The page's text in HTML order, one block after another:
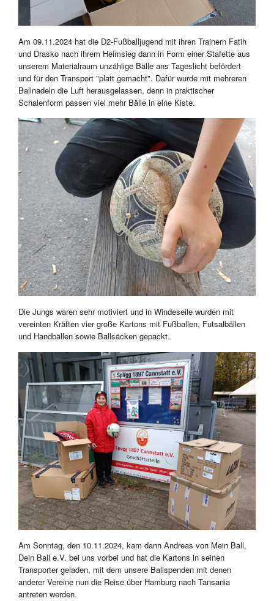
Am 09.11.2024 hat die D2-Fußballjugend mit ihren Trainern Fatih
und Drasko nach ihrem Heimsieg dann in Form einer Stafette aus
unserem Materialraum unzählige Bälle ans Tageslicht befördert
und für den Transport "platt gemacht". Dafür wurde mit mehreren
Ballnadeln die Luft herausgelassen, denn in praktischer
Schalenform passen viel mehr Bälle in eine Kiste.
Die Jungs waren sehr motiviert und in Windeseile wurden mit
vereinten Kräften vier große Kartons mit Fußballen, Futsalbällen
und Handbällen sowie Ballsäcken gepackt.
Am Sonntag, den 10.11.2024, kam dann Andreas von Mein Ball,
Dein Ball e.V. bei uns vorbei und hat die Kartons in seinen
Transporter geladen, mit dem unsere Ballspenden mit denen
anderer Vereine nun die Reise über Hamburg nach Tansania
antreten werden.